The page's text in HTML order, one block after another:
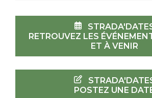
RETROUVEZ LES
ET À VENIR
POSTEZ UNE